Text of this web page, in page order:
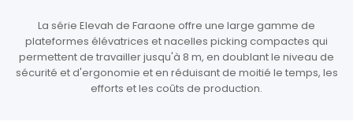
La série Elevah de Faraone offre une large gamme de
plateformes élévatrices et nacelles picking compactes qui
permettent de travailler jusqu'à 8 m, en doublant le niveau de
sécurité et d'ergonomie et en réduisant de moitié le temps, les
efforts et les coûts de production.